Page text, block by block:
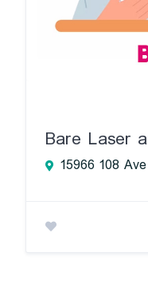
Bare Laser